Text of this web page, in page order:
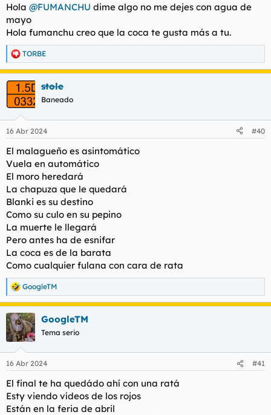
:
Hola @FUMANCHU dime algo no me dejes con agua de
mayo
Hola fumanchu creo que la coca te gusta más a tu.
R
e
a
c
i
e
:
TORBE
stole
Baneado
16 Abr 2024 #40
El malagueño es asintomático
Vuela en automático
El moro heredará
La chapuza que le quedará
Blanki es su destino
Como su culo en su pepino
La muerte le llegará
Pero antes ha de esnifar
La coca es de la barata
Como cualquier fulana con cara de rata
R
e
a
c
c
i
e
:
GoogleTM
GoogleTM
Tema serio
16 Abr 2024 #41
El final te ha quedádo ahí con una ratá
Esty viendo vídeos de los rojos
Están en la feria de abril